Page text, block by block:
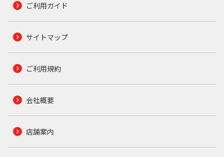
ご利用ガイド
サイトマップ
ご利用規約
会社概要
店舗案内